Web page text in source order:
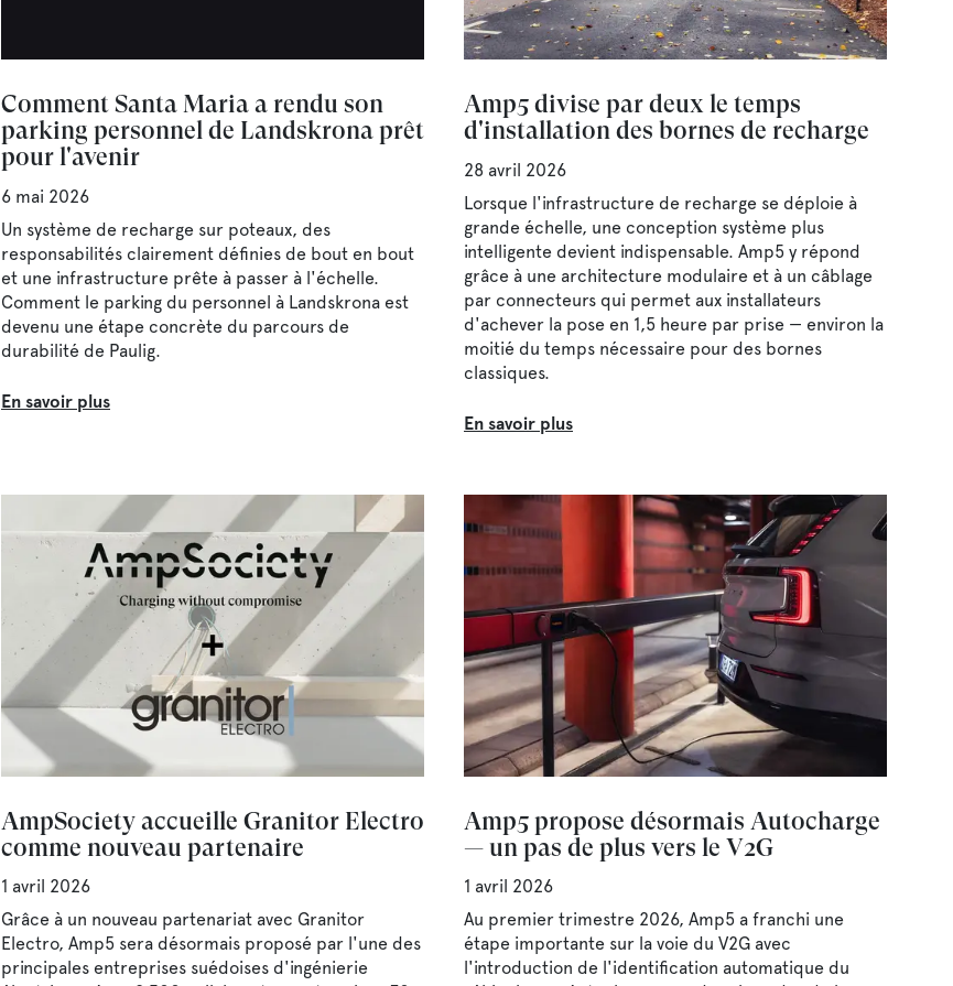
Comment Santa Maria a rendu son
parking personnel de Landskrona prêt
pour l'avenir
6 mai 2026
Un système de recharge sur poteaux, des
responsabilités clairement définies de bout en bout
et une infrastructure prête à passer à l'échelle.
Comment le parking du personnel à Landskrona est
devenu une étape concrète du parcours de
durabilité de Paulig.
En savoir plus
Amp5 divise par deux le temps
d'installation des bornes de recharge
28 avril 2026
Lorsque l'infrastructure de recharge se déploie à
grande échelle, une conception système plus
intelligente devient indispensable. Amp5 y répond
grâce à une architecture modulaire et à un câblage
par connecteurs qui permet aux installateurs
d'achever la pose en 1,5 heure par prise — environ la
moitié du temps nécessaire pour des bornes
classiques.
En savoir plus
AmpSociety accueille Granitor Electro
comme nouveau partenaire
1 avril 2026
Grâce à un nouveau partenariat avec Granitor
Electro, Amp5 sera désormais proposé par l'une des
principales entreprises suédoises d'ingénierie
Amp5 propose désormais Autocharge
— un pas de plus vers le V2G
1 avril 2026
Au premier trimestre 2026, Amp5 a franchi une
étape importante sur la voie du V2G avec
l'introduction de l'identification automatique du